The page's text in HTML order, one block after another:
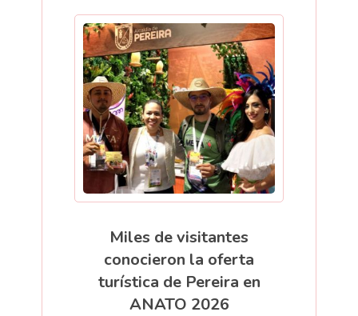
Miles de visitantes
conocieron la oferta
turística de Pereira en
ANATO 2026